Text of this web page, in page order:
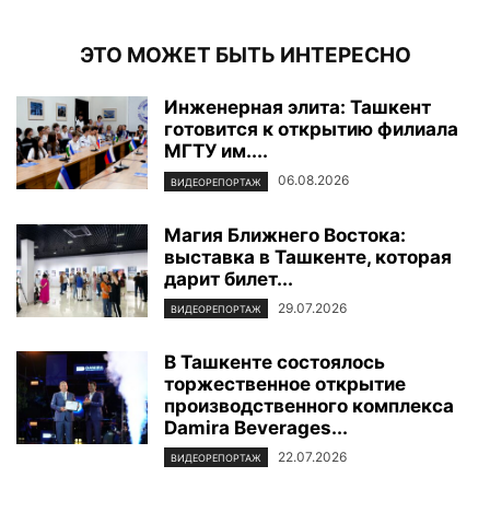
ЭТО МОЖЕТ БЫТЬ ИНТЕРЕСНО
Инженерная элита: Ташкент
готовится к открытию филиала
МГТУ им....
ВИДЕОРЕПОРТАЖ 06.08.2026
Магия Ближнего Востока:
выставка в Ташкенте, которая
дарит билет...
ВИДЕОРЕПОРТАЖ 29.07.2026
В Ташкенте состоялось
торжественное открытие
производственного комплекса
Damira Beverages...
ВИДЕОРЕПОРТАЖ 22.07.2026